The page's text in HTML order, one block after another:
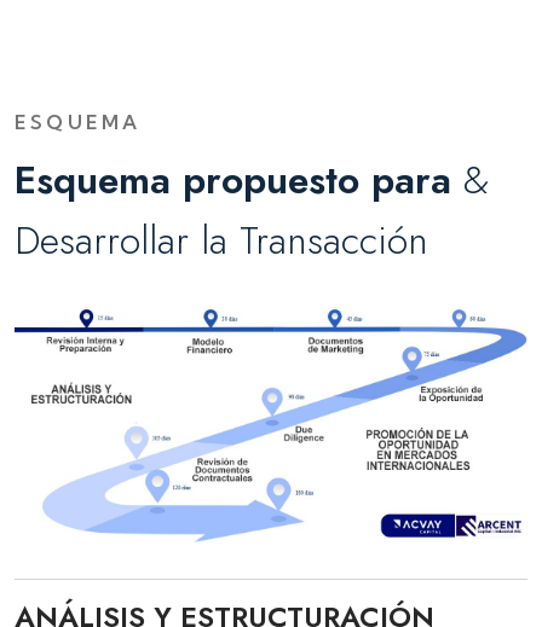
ESQUEMA
Esquema propuesto para &
Desarrollar la Transacción
ANÁLISIS Y ESTRUCTURACIÓN